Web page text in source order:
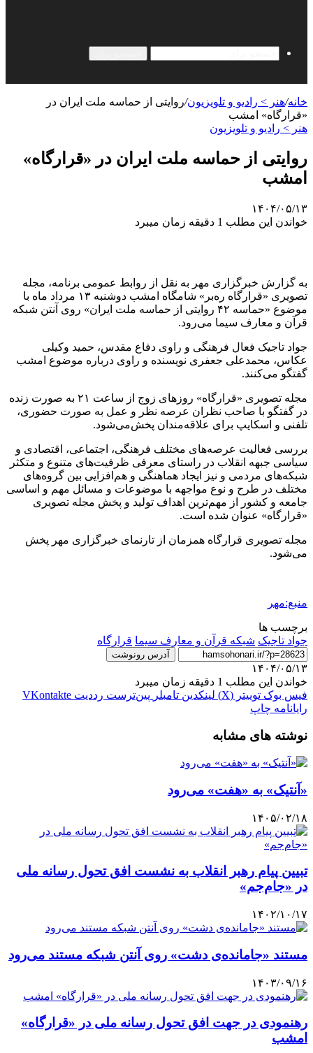
خانه/هنر > رادیو و تلویزیون/روایتی از حماسه ملت ایران در
«قرارگاه» امشب
هنر > رادیو و تلویزیون
روایتی از حماسه ملت ایران در «قرارگاه»
امشب
۱۴۰۴/۰۵/۱۳
خواندن این مطلب 1 دقیقه زمان میبرد
به گزارش خبرگزاری مهر به نقل از روابط عمومی برنامه، مجله
تصویری «قرارگاه ره‌بر» شامگاه امشب دوشنبه ۱۳ مرداد ماه با
موضوع «حماسه ۴۲ روایتی از حماسه ملت ایران» روی آنتن شبکه
قرآن و معارف سیما می‌رود.
جواد تاجیک فعال فرهنگی و راوی دفاع مقدس، حمید وکیلی
عکاس، محمدعلی جعفری نویسنده و راوی درباره موضوع امشب
گفتگو می‌کنند.
مجله تصویری «قرارگاه» روزهای زوج از ساعت ۲۱ به صورت زنده
در گفتگو با صاحب نظران عرصه نظر و عمل به صورت حضوری،
تلفنی و اسکایپ برای علاقه‌مندان پخش‌می‌شود.
بررسی فعالیت عرصه‌های مختلف فرهنگی، اجتماعی، اقتصادی و
سیاسی جبهه انقلاب در راستای معرفی ظرفیت‌های متنوع و متکثر
شبکه‌های مردمی و نیز ایجاد هماهنگی و هم‌افزایی بین گروه‌های
مختلف در طرح و نوع مواجهه با موضوعات و مسائل مهم و اساسی
جامعه و کشور از مهم‌ترین اهداف تولید و پخش مجله تصویری
«قرارگاه» عنوان شده است.
مجله تصویری قرارگاه همزمان از تارنمای خبرگزاری مهر پخش
می‌شود.
منبع:مهر
برچسب ها
جواد تاجیک شبکه قرآن و معارف سیما قرارگاه
آدرس رونوشت
۱۴۰۴/۰۵/۱۳
خواندن این مطلب 1 دقیقه زمان میبرد
فیس بوک توییتر (X) لینکدین ‫تامبلر ‫پین‌ترست ‫رددیت ‫VKontakte
رایانامه چاپ
نوشته های مشابه
«آنتیک» به «هفت» می‌رود
۱۴۰۵/۰۲/۱۸
تبیین پیام رهبر انقلاب به نشست افق تحول رسانه ملی
در «جام‌جم»
۱۴۰۲/۱۰/۱۷
مستند «جامانده‌ی دشت» روی آنتن شبکه مستند می‌رود
۱۴۰۳/۰۹/۱۶
رهنمودی در جهت افق تحول رسانه ملی در «قرارگاه»
امشب